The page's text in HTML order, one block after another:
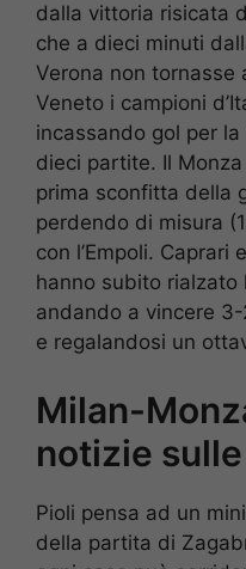
dalla vittoria risicata
che a dieci minuti
Verona non tornasse
Veneto i campioni
incassando gol per
dieci partite. Il
prima sconfitta della
perdendo di misura
con l’Empoli. Caprari
hanno subito rialzato
andando a vincere 3-
e regalandosi un
Milan-
notizie
Pioli pensa ad un
della partita di